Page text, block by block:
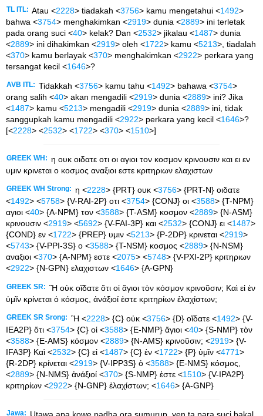
TL ITL: Atau <2228> tiadakah <3756> kamu mengetahui <1492>
bahwa <3754> menghakimkan <2919> dunia <2889> ini terletak
pada orang suci <40> kelak? Dan <2532> jikalau <1487> dunia
<2889> ini dihakimkan <2919> oleh <1722> kamu <5213>, tiadalah
<370> kamu berlayak <370> menghakimkan <2922> perkara yang
tersangat kecil <1646>?
AVB ITL: Tidakkah <3756> kamu tahu <1492> bahawa <3754>
orang salih <40> akan mengadili <2919> dunia <2889> ini? Jika
<1487> kamu <5213> mengadili <2919> dunia <2889> ini, tidak
sanggupkah kamu mengadili <2922> perkara yang kecil <1646>?
[<2228> <2532> <1722> <370> <1510>]
GREEK WH: η ουκ οιδατε οτι οι αγιοι τον κοσμον κρινουσιν και ει εν
υμιν κρινεται ο κοσμος αναξιοι εστε κριτηριων ελαχιστων
GREEK WH Strong: η <2228> {PRT} ουκ <3756> {PRT-N} οιδατε
<1492> <5758> {V-RAI-2P} οτι <3754> {CONJ} οι <3588> {T-NPM}
αγιοι <40> {A-NPM} τον <3588> {T-ASM} κοσμον <2889> {N-ASM}
κρινουσιν <2919> <5692> {V-FAI-3P} και <2532> {CONJ} ει <1487>
{COND} εν <1722> {PREP} υμιν <5213> {P-2DP} κρινεται <2919>
<5743> {V-PPI-3S} ο <3588> {T-NSM} κοσμος <2889> {N-NSM}
αναξιοι <370> {A-NPM} εστε <2075> <5748> {V-PXI-2P} κριτηριων
<2922> {N-GPN} ελαχιστων <1646> {A-GPN}
GREEK SR: Ἢ οὐκ οἴδατε ὅτι οἱ ἅγιοι τὸν κόσμον κρινοῦσιν; Καὶ εἰ ἐν
ὑμῖν κρίνεται ὁ κόσμος, ἀνάξιοί ἐστε κριτηρίων ἐλαχίστων;
GREEK SR Srong: Ἢ <2228> {C} οὐκ <3756> {D} οἴδατε <1492> {V-
IEA2P} ὅτι <3754> {C} οἱ <3588> {E-NMP} ἅγιοι <40> {S-NMP} τὸν
<3588> {E-AMS} κόσμον <2889> {N-AMS} κρινοῦσιν; <2919> {V-
IFA3P} Καὶ <2532> {C} εἰ <1487> {C} ἐν <1722> {P} ὑμῖν <4771>
{R-2DP} κρίνεται <2919> {V-IPP3S} ὁ <3588> {E-NMS} κόσμος,
<2889> {N-NMS} ἀνάξιοί <370> {S-NMP} ἐστε <1510> {V-IPA2P}
κριτηρίων <2922> {N-GNP} ἐλαχίστων; <1646> {A-GNP}
Jawa: Utawa apa kowe padha ora sumurup, yen ta para suci bakal